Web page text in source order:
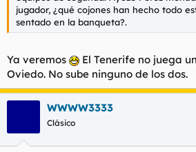
jugador, ¿qué cojones han hecho todo
sentado en la banqueta?.
Ya veremos
El Tenerife no juega
Oviedo. No sube ninguno de los dos.
WWWW3333
Clásico